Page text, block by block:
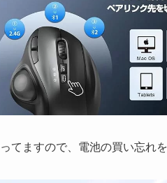
てますので、電池の買い忘れ